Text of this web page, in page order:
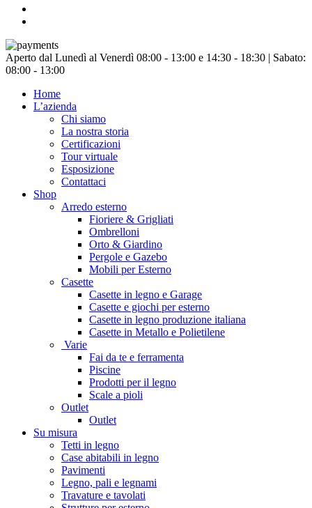
Chiudi
menu
Aperto dal Lunedì al Venerdì 08:00 - 13:00 e 14:30 - 18:30 | Sabato:
08:00 - 13:00
Home
L’azienda
Chi siamo
La nostra storia
Certificazioni
Tour virtuale
Esposizione
Contattaci
Shop
Arredo esterno
Fioriere & Grigliati
Ombrelloni
Orto & Giardino
Pergole e Gazebo
Mobili per Esterno
Casette
Casette in legno e Garage
Casette e giochi per esterno
Casette in legno produzione italiana
Casette in Metallo e Polietilene
Varie
Fai da te e ferramenta
Piscine
Prodotti per il legno
Scale a pioli
Outlet
Outlet
Su misura
Tetti in legno
Case abitabili in legno
Pavimenti
Legno, pali e legnami
Travature e tavolati